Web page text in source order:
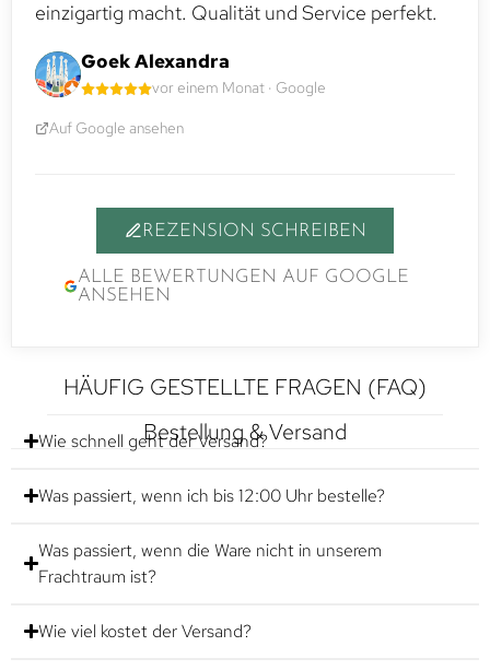
einzigartig macht. Qualität und Service perfekt.
Goek Alexandra
vor einem Monat · Google
Auf Google ansehen
REZENSION SCHREIBEN
ALLE BEWERTUNGEN AUF GOOGLE
ANSEHEN
HÄUFIG GESTELLTE FRAGEN (FAQ)
Bestellung & Versand
Wie schnell geht der Versand?
Was passiert, wenn ich bis 12:00 Uhr bestelle?
Was passiert, wenn die Ware nicht in unserem
Frachtraum ist?
Wie viel kostet der Versand?